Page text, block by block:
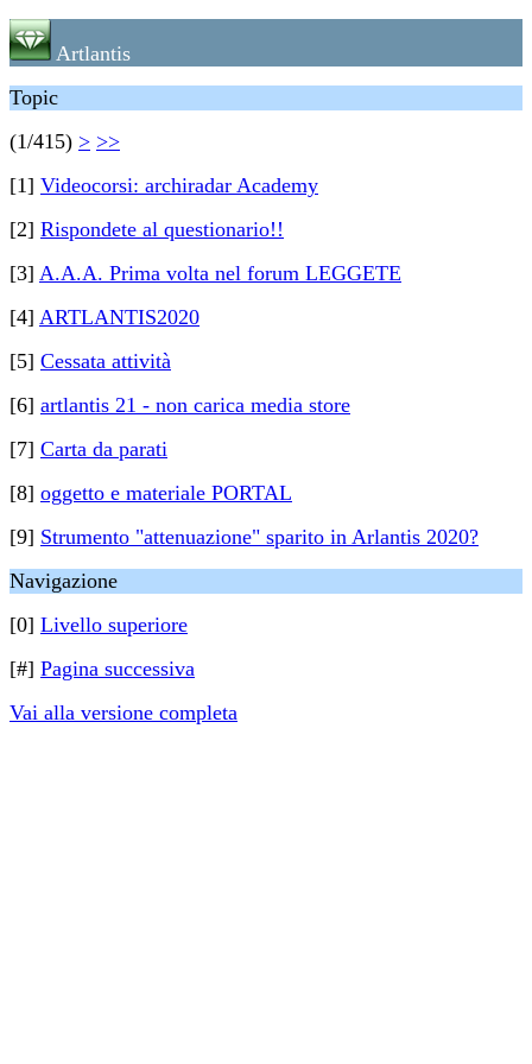
Artlantis
Topic
(1/415) > >>
[1] Videocorsi: archiradar Academy
[2] Rispondete al questionario!!
[3] A.A.A. Prima volta nel forum LEGGETE
[4] ARTLANTIS2020
[5] Cessata attività
[6] artlantis 21 - non carica media store
[7] Carta da parati
[8] oggetto e materiale PORTAL
[9] Strumento "attenuazione" sparito in Arlantis 2020?
Navigazione
[0] Livello superiore
[#] Pagina successiva
Vai alla versione completa